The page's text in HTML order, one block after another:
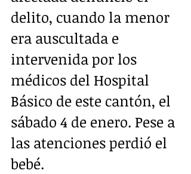
delito, cuando la menor
era auscultada e
intervenida por los
médicos del Hospital
Básico de este cantón, el
sábado 4 de enero. Pese a
las atenciones perdió el
bebé.